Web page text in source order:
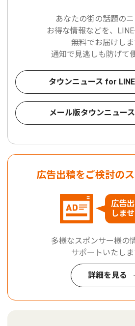
あなたの街の話題の
お得な情報などを、
無料でお届けしま
通知で見逃しも防げて
タウンニュース for
メール版タウンニュー
広告出稿をご検討の
広告
しま
多様なスポンサー様の
サポートいたしま
詳細を見る